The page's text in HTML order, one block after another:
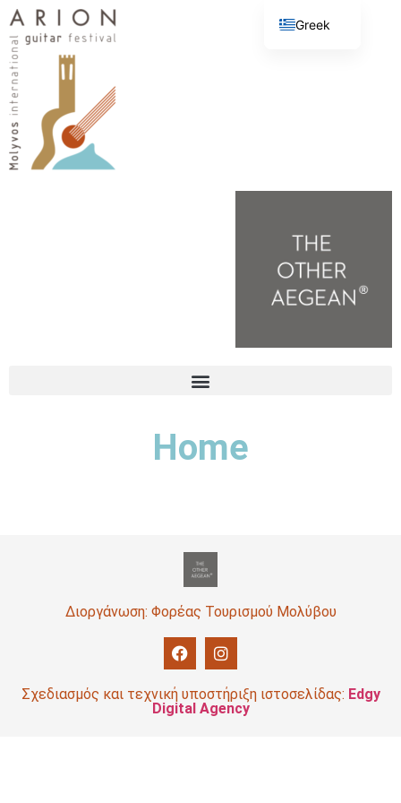
Home
Διοργάνωση: Φορέας Τουρισμού Μολύβου
Σχεδιασμός και τεχνική υποστήριξη ιστοσελίδας: Edgy
Digital Agency
Greek